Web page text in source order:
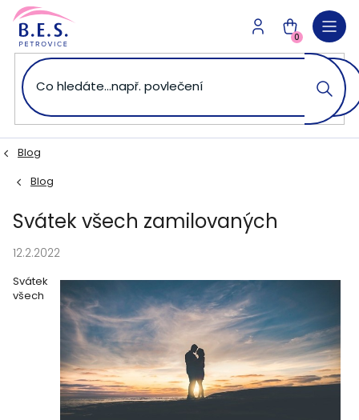
Přejít
obsah
NÁKUPNÍ
KOŠÍK
0
Blog
Blog
Svátek všech zamilovaných
12.2.2022
Svátek
všech